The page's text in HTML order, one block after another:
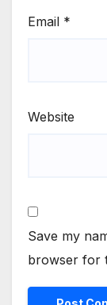
Email *
Website
Save my
browser for